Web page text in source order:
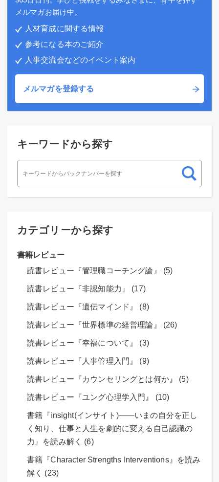
メルマガお届け中。
人材育成に関する情報
参考になる本のご紹介
人事交流会などのイベント案内
メルマガを登録する
キーワードから探す
カテゴリーから探す
書籍レビュー
読書レビュー『管理職コーチング論』 (5)
読書レビュー『非認知能力』 (17)
読書レビュー『遺伝マインド』 (8)
読書レビュー『世界標準の経営理論』 (26)
読書レビュー『幸福について』 (3)
読書レビュー『人事管理入門』 (9)
読書レビュー『カウンセリングとは何か』 (5)
読書レビュー『ユング心理学入門』 (10)
書籍『insight(インサイト)――いまの自分を正し
く知り、仕事と人生を劇的に変える自己認識の
力』を読み解く (6)
書籍『Character Strengths Interventions』を読み
解く (23)